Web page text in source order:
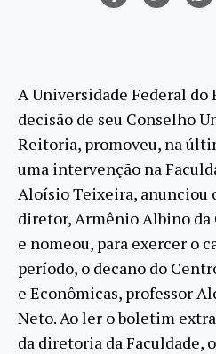
A Universidade Federal do
decisão de seu Conselho
Reitoria, promoveu, na
uma intervenção na
Aloísio Teixeira, anunciou
diretor, Armênio Albino da
e nomeou, para exercer o
período, o decano do
e Econômicas, professor
Neto. Ao ler o boletim
da diretoria da Faculdade,